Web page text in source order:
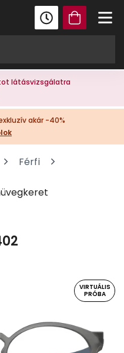
látásvizsgálatra
akár -40%
Férfi
VIRTUÁLIS
PRÓBA